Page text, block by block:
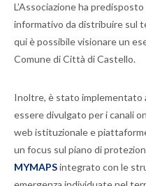
L’Associazione ha
informativo da distribuire sul
qui è possibile visionare un
Comune di Città di Castello.
Inoltre, è stato implementato
essere divulgato per i canali
web istituzionale e
un focus sul piano di
MYMAPSintegrato con le